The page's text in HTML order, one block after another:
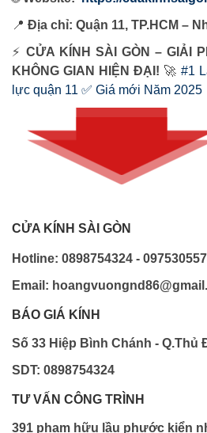
📍 Địa chỉ: Quận 11, TP.HCM –
⚡ CỬA KÍNH SÀI GÒN – GIẢI
KHÔNG GIAN HIỆN ĐẠI! 🚀 #1
lực quận 11 ✅ Giá mới Năm 2025
CỬA KÍNH SÀI GÒN
Hotline: 0898754324 -
Email:
BÁO GIÁ KÍNH
Số 33 Hiệp Bình Chánh - Q.Thủ
SDT: 0898754324
TƯ VẤN CÔNG TRÌNH
391 phạm hữu lầu phước kiển